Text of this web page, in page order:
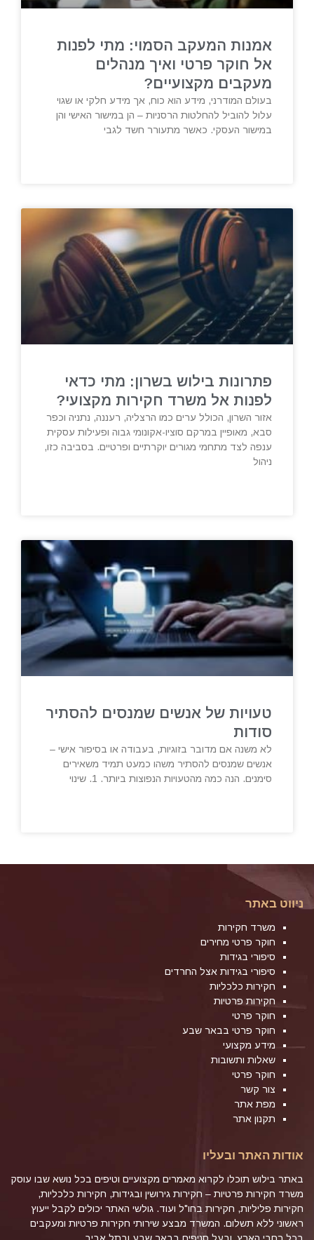
אמנות המעקב הסמוי: מתי לפנות
אל חוקר פרטי ואיך מנהלים
מעקבים מקצועיים?
בעולם המודרני, מידע הוא כוח, אך מידע חלקי או שגוי
עלול להוביל להחלטות הרסניות – הן במישור האישי והן
במישור העסקי. כאשר מתעורר חשד לגבי
פתרונות בילוש בשרון: מתי כדאי
לפנות אל משרד חקירות מקצועי?
אזור השרון, הכולל ערים כמו הרצליה, רעננה, נתניה וכפר
סבא, מאופיין במרקם סוציו-אקונומי גבוה ופעילות עסקית
ענפה לצד מתחמי מגורים יוקרתיים ופרטיים. בסביבה כזו,
ניהול
טעויות של אנשים שמנסים להסתיר
סודות
לא משנה אם מדובר בזוגיות, בעבודה או בסיפור אישי –
אנשים שמנסים להסתיר משהו כמעט תמיד משאירים
סימנים. הנה כמה מהטעויות הנפוצות ביותר. 1. שינוי
ניווט באתר
משרד חקירות
חוקר פרטי מחירים
סיפורי בגידות
סיפורי בגידות אצל החרדים
חקירות כלכליות
חקירות פרטיות
חוקר פרטי
חוקר פרטי בבאר שבע
מידע מקצועי
שאלות ותשובות
חוקר פרטי
צור קשר
מפת אתר
תקנון אתר
אודות האתר ובעליו
באתר בילוש תוכלו לקרוא מאמרים מקצועיים וטיפים בכל נושא שבו עוסק
משרד חקירות פרטיות – חקירות גירושין ובגידות, חקירות כלכליות,
חקירות פליליות, חקירות בחו"ל ועוד. גולשי האתר יכולים לקבל ייעוץ
ראשוני ללא תשלום. המשרד מבצע שירותי חקירות פרטיות ומעקבים
בכל רחבי הארץ, ובעל סניפים בבאר שבע ובתל אביב.